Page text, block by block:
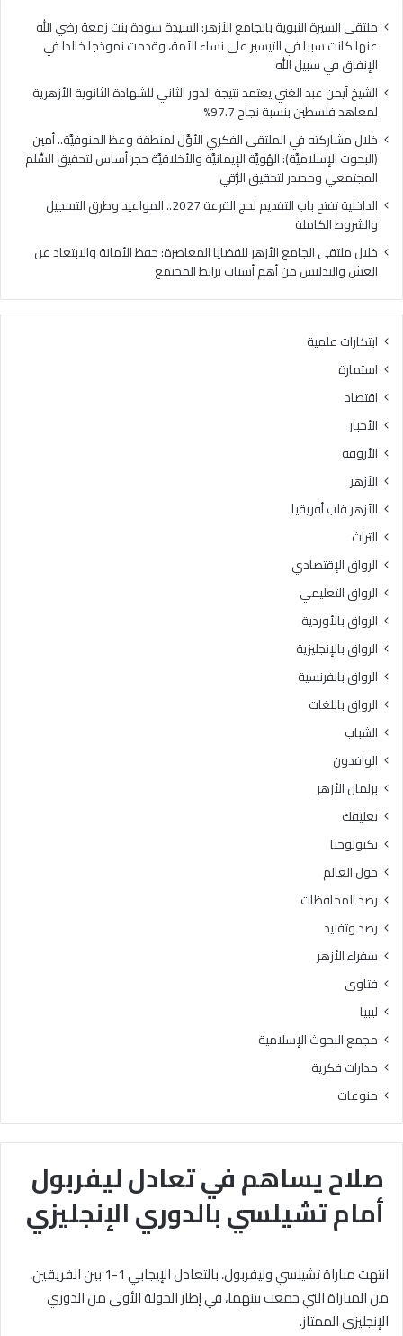
صلاح يساهم في تعادل ليفربول
أمام تشيلسي بالدوري الإنجليزي
انتهت مباراة تشيلسي وليفربول، بالتعادل الإيجابي 1-1 بين الفريقين،
من المباراة التي جمعت بينهما، في إطار الجولة الأولى من الدوري
الإنجليزي الممتاز.
بنسبة
نجاح
97.7%
ملتقى السيرة النبوية بالجامع الأزهر: السيدة سودة بنت زمعة رضي الله
عنها كانت سببا في التيسير على نساء الأمة، وقدمت نموذجا خالدا في
الإنفاق في سبيل الله
الشيخ أيمن عبد الغني يعتمد نتيجة الدور الثاني للشهادة الثانوية الأزهرية
لمعاهد فلسطين بنسبة نجاح 97.7%
خلال مشاركته في الملتقى الفكري الأوَّل لمنطقة وعظ المنوفيَّة.. أمين
(البحوث الإسلاميَّة): الهُويَّة الإيمانيَّة والأخلاقيَّة حجر أساس لتحقيق السِّلم
المجتمعي ومصدر لتحقيق الرُّقي
الداخلية تفتح باب التقديم لحج القرعة 2027.. المواعيد وطرق التسجيل
والشروط الكاملة
خلال ملتقى الجامع الأزهر للقضايا المعاصرة: حفظ الأمانة والابتعاد عن
الغش والتدليس من أهم أسباب ترابط المجتمع
ابتكارات علمية
استمارة
اقتصاد
الأخبار
الأروقة
الأزهر
الأزهر قلب أفريقيا
التراث
الرواق الإقتصادي
الرواق التعليمي
الرواق بالأوردية
الرواق بالإنجليزية
الرواق بالفرنسية
الرواق باللغات
الشباب
الوافدون
برلمان الأزهر
تعليقك
تكنولوجيا
حول العالم
رصد المحافظات
رصد وتفنيد
سفراء الأزهر
فتاوى
ليبيا
مجمع البحوث الإسلامية
مدارات فكرية
منوعات